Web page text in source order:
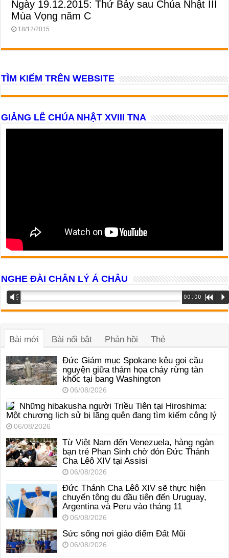
Ngày 19.12.2015: Thứ Bảy sau Chúa Nhật III
Mùa Vọng năm C
18/12/2015
TÌM KIẾM TRÊN WEBSITE
GIẢNG LỄ CHÚA NHẬT XVIII TNA
NGHE ĐÀI CHÂN LÝ Á CHÂU
Trình
phát
âm
Vm 00:00 R P
Bài mới Bài nổi bật Phản hồi Thẻ
Đức Giám mục Spokane kêu gọi cầu
nguyện giữa thảm họa cháy rừng tàn
khốc tại bang Washington
06/08/2026
Những hibakusha người Triều Tiên tại Hiroshima:
Một chương lịch sử bị lãng quên đang tìm kiếm công lý
06/08/2026
Từ Việt Nam đến Venezuela, hàng ngàn
bạn trẻ Phan Sinh chờ đón Đức Thánh
Cha Lêô XIV tại Assisi
06/08/2026
Đức Thánh Cha Lêô XIV sẽ thực hiện
chuyến tông du đầu tiên đến Uruguay,
Argentina và Peru vào tháng 11
06/08/2026
Sức sống nơi giáo điểm Đất Mũi
06/08/2026